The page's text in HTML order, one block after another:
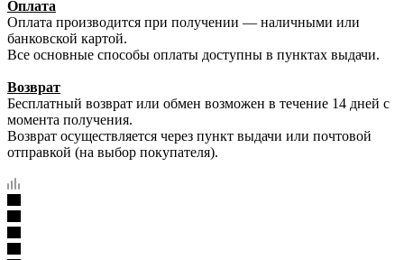
Оплата
Оплата производится при получении — наличными или
банковской картой.
Все основные способы оплаты доступны в пунктах выдачи.
Возврат
Бесплатный возврат или обмен возможен в течение 14 дней с
момента получения.
Возврат осуществляется через пункт выдачи или почтовой
отправкой (на выбор покупателя).